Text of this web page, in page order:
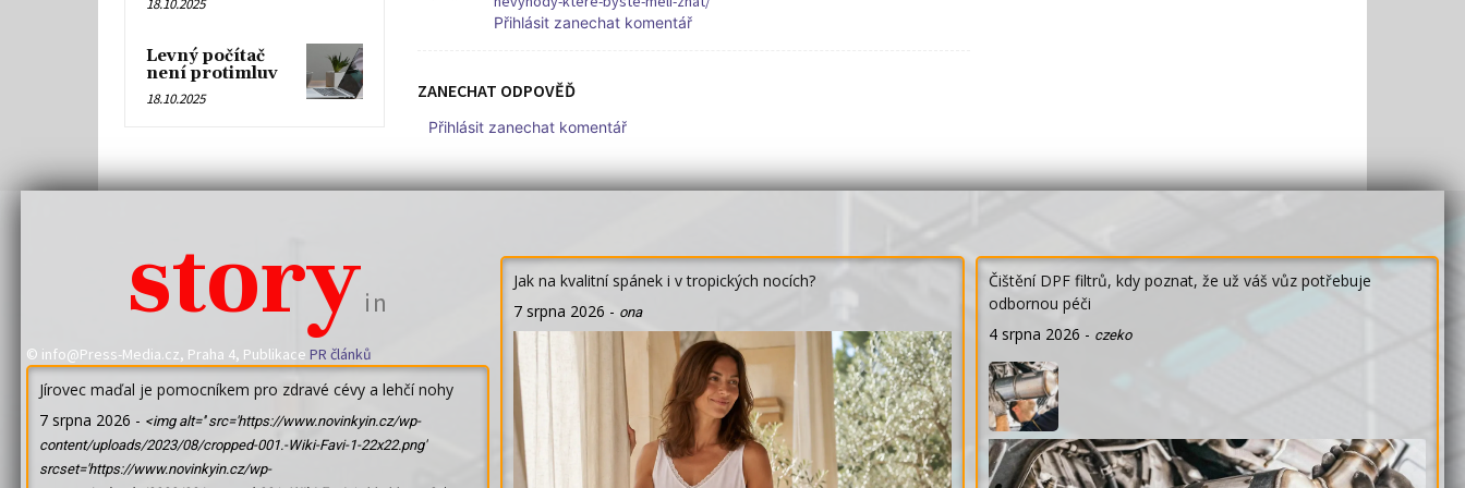
Levný počítač
není protimluv
18.10.2025
Přihlásit zanechat komentář
ZANECHAT ODPOVĚĎ
Přihlásit zanechat komentář
storyin
© info@Press-Media.cz, Praha 4, Publikace PR článků
Jírovec maďal je pomocníkem pro zdravé cévy a lehčí nohy
7 srpna 2026 - <img alt='' src='https://www.novinkyin.cz/wp-
content/uploads/2023/08/cropped-001.-Wiki-Favi-1-22x22.png'
srcset='https://www.novinkyin.cz/wp-
Jak na kvalitní spánek i v tropických nocích?
7 srpna 2026 - ona
Čištění DPF filtrů, kdy poznat, že už váš vůz potřebuje
odbornou péči
4 srpna 2026 - czeko